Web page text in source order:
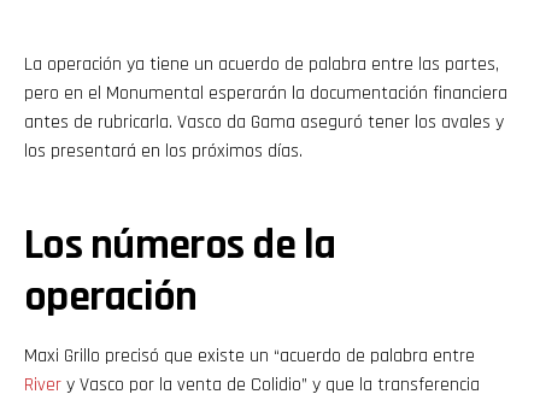
La operación ya tiene un acuerdo de palabra entre las partes,
pero en el Monumental esperarán la documentación financiera
antes de rubricarla. Vasco da Gama aseguró tener los avales y
los presentará en los próximos días.
Los números de la
operación
Maxi Grillo precisó que existe un “acuerdo de palabra entre
Rivery Vasco por la venta de Colidio” y que la transferencia